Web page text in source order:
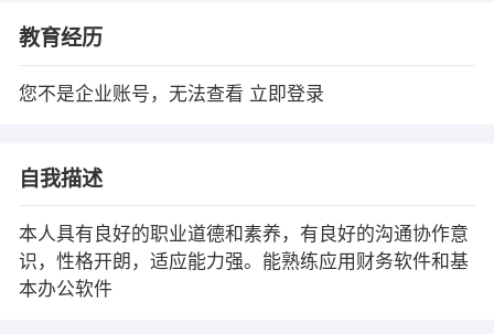
教育经历
您不是企业账号，无法查看 立即登录
自我描述
本人具有良好的职业道德和素养，有良好的沟通协作意
识，性格开朗，适应能力强。能熟练应用财务软件和基
本办公软件